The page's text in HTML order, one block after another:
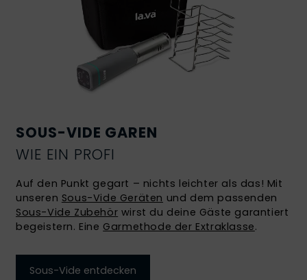
SOUS-VIDE GAREN
WIE EIN PROFI
Auf den Punkt gegart – nichts leichter als das! Mit
unseren Sous-Vide Geräten und dem passenden
Sous-Vide Zubehör wirst du deine Gäste garantiert
begeistern. Eine Garmethode der Extraklasse.
Sous-Vide entdecken